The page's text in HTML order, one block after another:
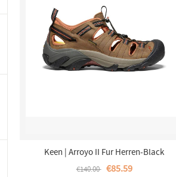
Keen | Arroyo II Fur Herren-Black
Olive/Bombay Brown
€140.00 €85.59